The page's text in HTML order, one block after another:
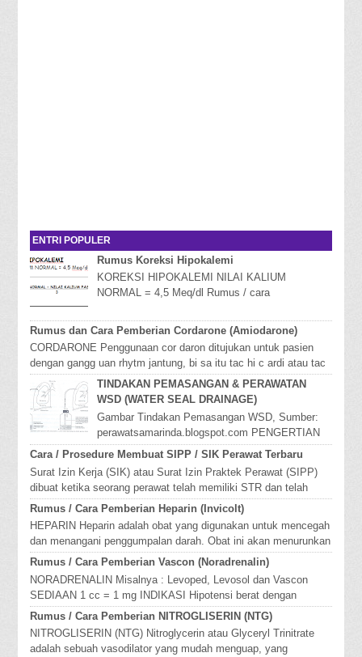
ENTRI POPULER
Rumus Koreksi Hipokalemi
KOREKSI HIPOKALEMI NILAI KALIUM
NORMAL = 4,5 Meq/dl Rumus / cara
kondisi dimana kadar kalium da...
Rumus dan Cara Pemberian Cordarone (Amiodarone)
CORDARONE Penggunaan cor daron ditujukan untuk pasien
dengan gangg uan rhytm jantung, bi sa itu tac hi c ardi atau tac
hiaritmia. Cara ...TINDAKAN PEMASANGAN & PERAWATAN
WSD (WATER SEAL DRAINAGE)
Gambar Tindakan Pemasangan WSD, Sumber:
perawatsamarinda.blogspot.com PENGERTIAN
WSD (WATER SEAL DRAINAGE) Water Seal
Cara / Prosedure Membuat SIPP / SIK Perawat Terbaru
Surat Izin Kerja (SIK) atau Surat Izin Praktek Perawat (SIPP)
dibuat ketika seorang perawat telah memiliki STR dan telah
bekerja pada seb...
Rumus / Cara Pemberian Heparin (Invicolt)
HEPARIN Heparin adalah obat yang digunakan untuk mencegah
dan menangani penggumpalan darah. Obat ini akan menurunkan
kemampuan pembekuan...
Rumus / Cara Pemberian Vascon (Noradrenalin)
NORADRENALIN Misalnya : Levoped, Levosol dan Vascon
SEDIAAN 1 cc = 1 mg INDIKASI Hipotensi berat dengan
tahanan perifer total y...
Rumus / Cara Pemberian NITROGLISERIN (NTG)
NITROGLISERIN (NTG) Nitroglycerin atau Glyceryl Trinitrate
adalah sebuah vasodilator yang mudah menguap, yang